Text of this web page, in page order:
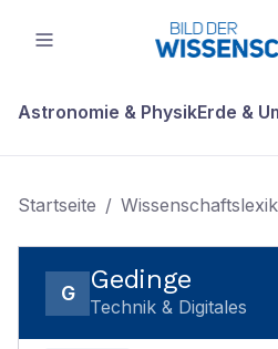
Astronomie & PhysikErde &
Startseite /
G Gedinge
Technik & Digitales